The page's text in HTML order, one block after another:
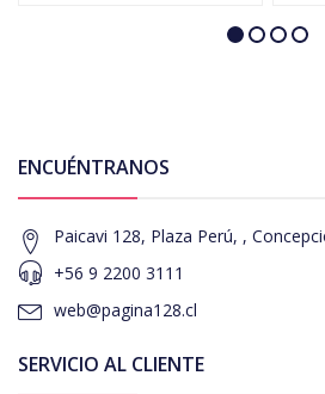
ENCUÉNTRANOS
Paicavi 128, Plaza Perú, ,
+56 9 2200 3111
web@pagina128.cl
SERVICIO AL CLIENTE